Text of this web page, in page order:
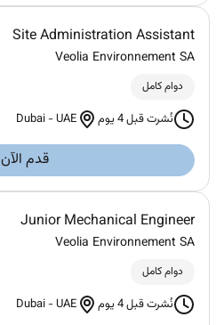
Site Administration Assistant
Veolia Environnement SA
دوام كامل
نُشرت قبل 4 يوم Dubai -UAE
قدم الآن
Junior Mechanical Engineer
Veolia Environnement SA
دوام كامل
نُشرت قبل 4 يوم Dubai -UAE